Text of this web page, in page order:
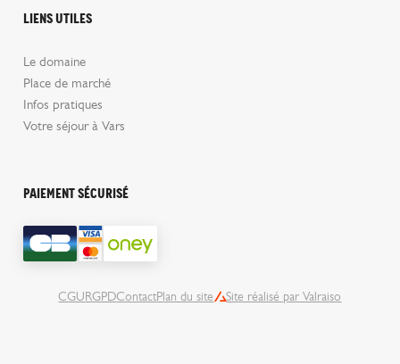
Liens utiles
Le domaine
Place de marché
Infos pratiques
Votre séjour à Vars
Paiement sécurisé
CGURGPDContactPlan du siteValraiso
Site réalisé par Valraiso